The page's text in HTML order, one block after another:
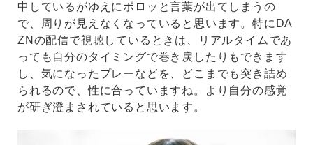
中しているがゆえにポロッと言葉が出てしまうの
で、周りが見えなくなっていると思います。特にDA
ZNの配信で視聴しているときは、リアルタイムであ
っても自分のタイミングで巻き戻したりもできます
し、気になったプレーなどを、どこまでも突き詰め
られるので、性に合っていますね。より自分の感覚
が研ぎ澄まされていると思います。